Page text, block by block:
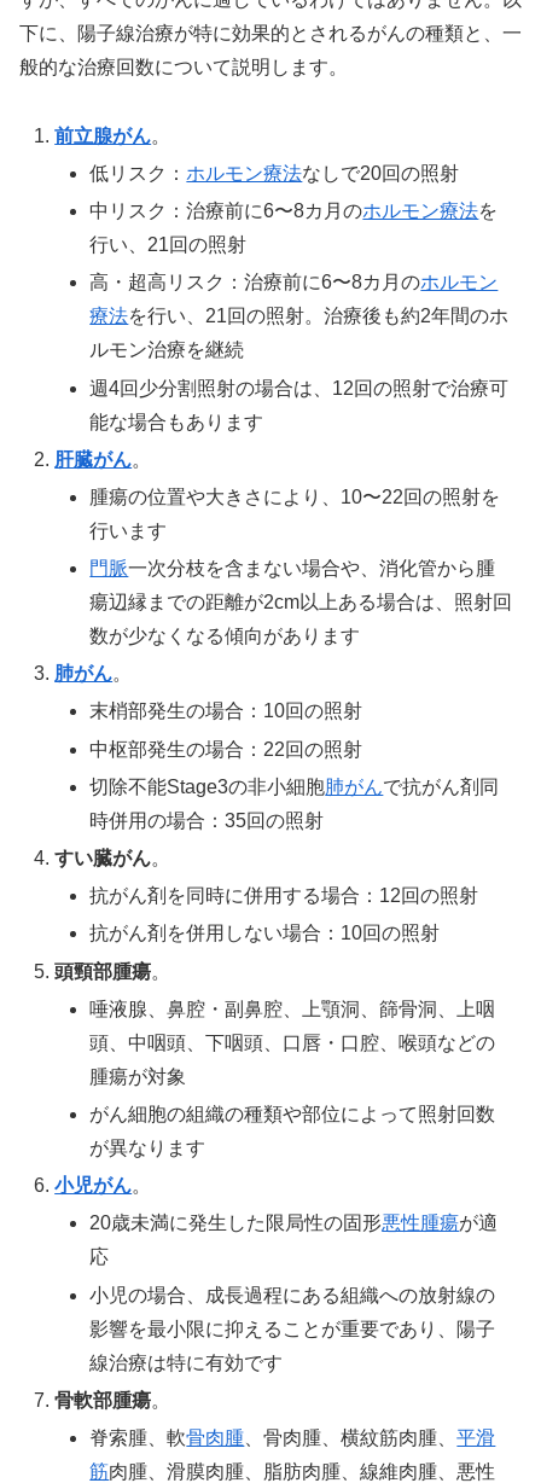
下に、陽子線治療が特に効果的とされるがんの種類と、一
般的な治療回数について説明します。
前立腺がん。
低リスク： ホルモン療法なしで20回の照射
中リスク：治療前に6〜8カ月のホルモン療法を
行い、21回の照射
高・超高リスク：治療前に6〜8カ月のホルモン
療法を行い、21回の照射。治療後も約2年間のホ
ルモン治療を継続
週4回少分割照射の場合は、12回の照射で治療可
能な場合もあります
肝臓がん。
腫瘍の位置や大きさにより、10〜22回の照射を
行います
門脈一次分枝を含まない場合や、消化管から腫
瘍辺縁までの距離が2cm以上ある場合は、照射回
数が少なくなる傾向があります
肺がん。
末梢部発生の場合：10回の照射
中枢部発生の場合：22回の照射
切除不能Stage3の非小細胞肺がんで抗がん剤同
時併用の場合：35回の照射
すい臓がん。
抗がん剤を同時に併用する場合：12回の照射
抗がん剤を併用しない場合：10回の照射
頭頸部腫瘍。
唾液腺、鼻腔・副鼻腔、上顎洞、篩骨洞、上咽
頭、中咽頭、下咽頭、口唇・口腔、喉頭などの
腫瘍が対象
がん細胞の組織の種類や部位によって照射回数
が異なります
小児がん。
20歳未満に発生した限局性の固形悪性腫瘍が適
応
小児の場合、成長過程にある組織への放射線の
影響を最小限に抑えることが重要であり、陽子
線治療は特に有効です
骨軟部腫瘍。
脊索腫、軟骨肉腫 、骨肉腫、横紋筋肉腫、平滑
筋肉腫、滑膜肉腫、脂肪肉腫、線維肉腫、悪性